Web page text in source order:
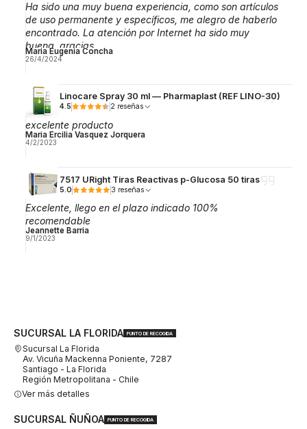
Ha sido una muy buena experiencia, como son artículos
de uso permanente y específicos, me alegro de haberlo
encontrado. La atención por Internet ha sido muy
buena, gracias.
Maria Eugenia Concha
26/4/2024
Linocare Spray 30 ml — Pharmaplast (REF LINO-30)
4.5 2 reseñas
excelente producto
Maria Ercilia Vasquez Jorquera
4/2/2023
7517 URight Tiras Reactivas p-Glucosa 50 tiras
5.0 3 reseñas
Excelente, llego en el plazo indicado 100%
recomendable
Jeannette Barria
9/1/2023
SUCURSAL LA FLORIDA PUNTO DE RECOGIDA
Sucursal La Florida
Av. Vicuña Mackenna Poniente, 7287
Santiago - La Florida
Región Metropolitana - Chile
Ver más detalles
SUCURSAL ÑUÑOA PUNTO DE RECOGIDA